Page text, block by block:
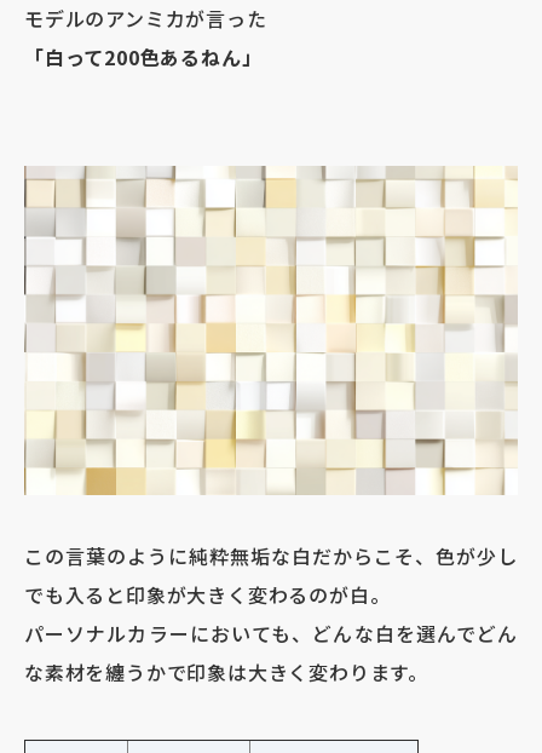
モデルのアンミカが言った
「白って200色あるねん」
この言葉のように純粋無垢な白だからこそ、色が少し
でも入ると印象が大きく変わるのが白。
パーソナルカラーにおいても、どんな白を選んでどん
な素材を纏うかで印象は大きく変わります。